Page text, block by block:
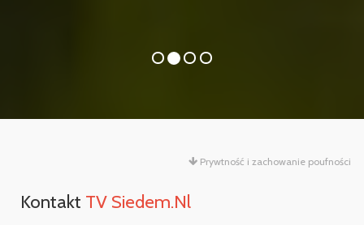
Prywtność i zachowanie poufności
Kontakt TV Siedem.nl